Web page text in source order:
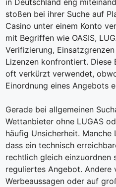
in Deutschland eng
stoßen bei ihrer Suche auf
Casino unter einem Konto
mit Begriffen wie OASIS,
Verifizierung,
Lizenzen konfrontiert. Diese
oft verkürzt verwendet,
Einordnung eines Angebots
Gerade bei allgemeinen
Wettanbieter ohne LUGAS
häufig Unsicherheit. Manche
dass ein technisch
rechtlich gleich einzuordnen
reguliertes Angebot. Andere
Werbeaussagen oder auf